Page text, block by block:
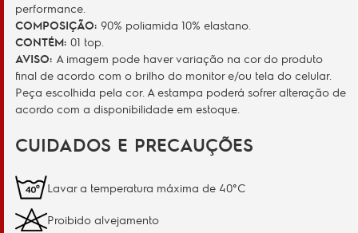
performance.
COMPOSIÇÃO: 90% poliamida 10% elastano.
CONTÉM: 01 top.
AVISO: A imagem pode haver variação na cor do produto
final de acordo com o brilho do monitor e/ou tela do celular.
Peça escolhida pela cor. A estampa poderá sofrer alteração de
acordo com a disponibilidade em estoque.
CUIDADOS E PRECAUÇÕES
Lavar a temperatura máxima de 40°C
Proibido alvejamento